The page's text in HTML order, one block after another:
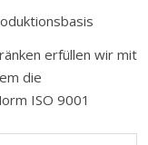
erfüllen wir mit
die
ISO 9001